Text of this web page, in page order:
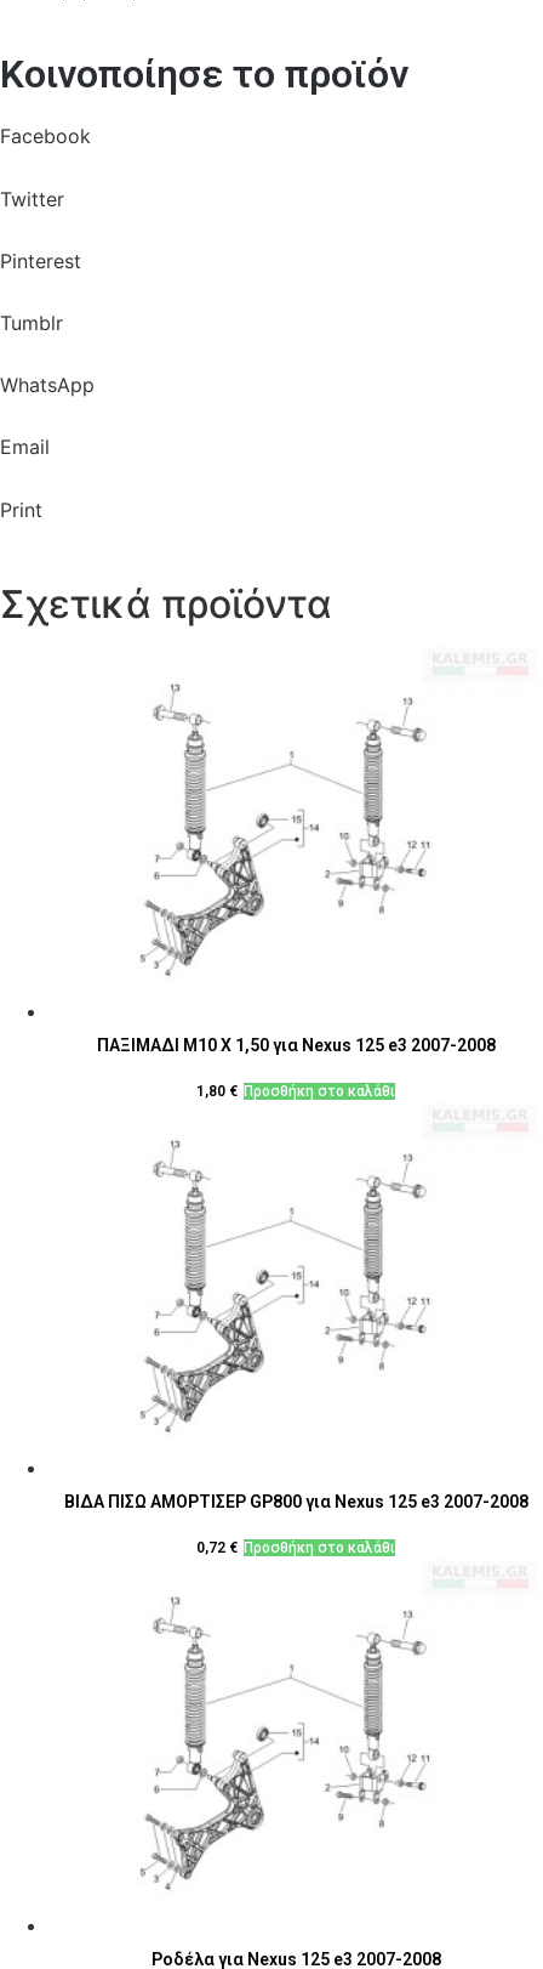
Κοινοποίησε το προϊόν
Facebook
Twitter
Pinterest
Tumblr
WhatsApp
Email
Print
Σχετικά προϊόντα
ΠΑΞΙΜΑΔΙ Μ10 Χ 1,50 για Nexus 125 e3 2007-2008
1,80 € Προσθήκη στο καλάθι
ΒΙΔΑ ΠΙΣΩ ΑΜΟΡΤΙΣΕΡ GP800 για Nexus 125 e3 2007-2008
0,72 € Προσθήκη στο καλάθι
Ροδέλα για Nexus 125 e3 2007-2008